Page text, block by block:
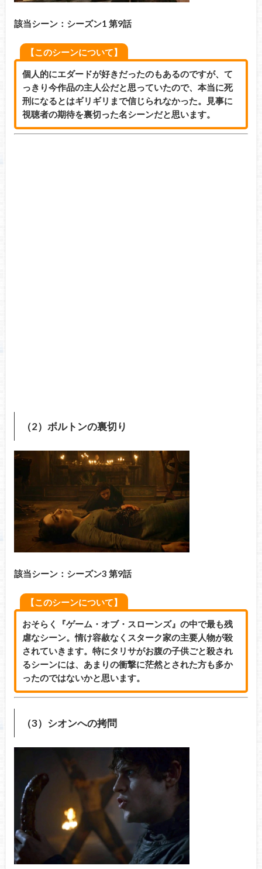
該当シーン：シーズン1 第9話
【このシーンについて】
個人的にエダードが好きだったのもあるのですが、て
っきり今作品の主人公だと思っていたので、本当に死
刑になるとはギリギリまで信じられなかった。見事に
視聴者の期待を裏切った名シーンだと思います。
（2）ボルトンの裏切り
該当シーン：シーズン3 第9話
【このシーンについて】
おそらく『ゲーム・オブ・スローンズ』の中で最も残
虐なシーン。情け容赦なくスターク家の主要人物が殺
されていきます。特にタリサがお腹の子供ごと殺され
るシーンには、あまりの衝撃に茫然とされた方も多か
ったのではないかと思います。
（3）シオンへの拷問